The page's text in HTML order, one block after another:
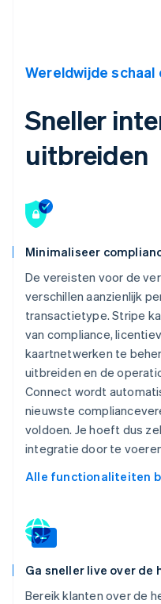
Wereldwijde schaal
Sneller
uitbreiden
Minimaliseer
De vereisten voor de
verschillen aanzienlijk
transactietype. Stripe
van compliance,
kaartnetwerken te
uitbreiden en de
Connect wordt
nieuwste
voldoen. Je hoeft dus
integratie door te
Alle functionaliteiten
Ga sneller live over de
Bereik klanten over de